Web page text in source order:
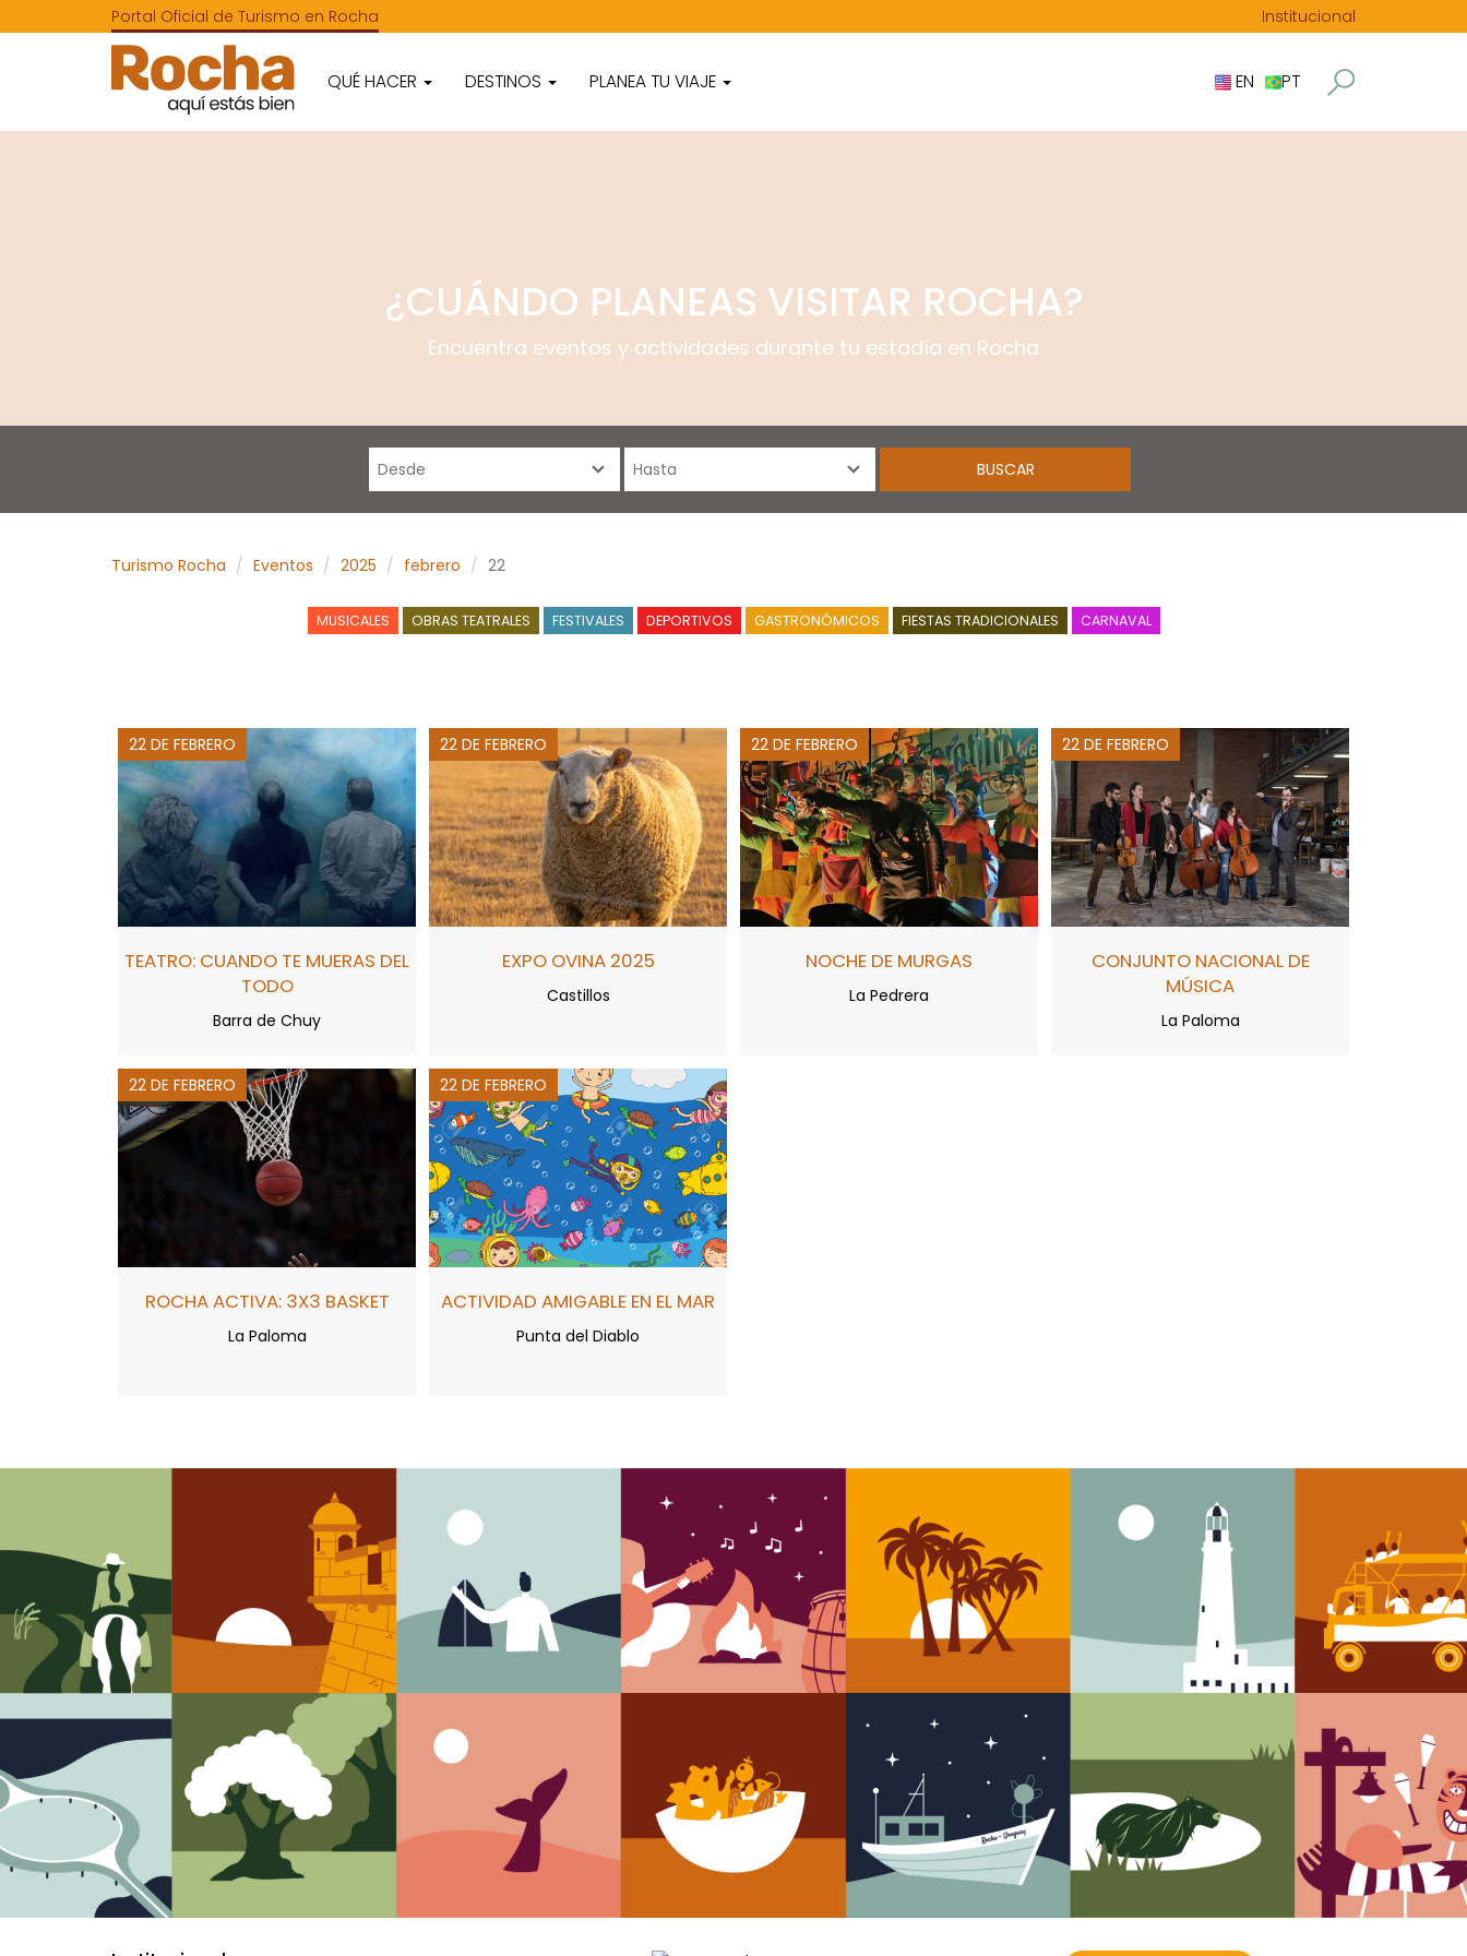
Portal Oficial de Turismo en Rocha Institucional
QUÉ HACER DESTINOS PLANEA TU VIAJE EN PT
¿CUÁNDO PLANEAS VISITAR ROCHA?
Encuentra eventos y actividades durante tu estadía en Rocha
Turismo Rocha Eventos 2025 febrero 22
MUSICALES OBRAS TEATRALES FESTIVALES DEPORTIVOS GASTRONÓMICOS FIESTAS TRADICIONALES CARNAVAL
22 DE FEBRERO
TEATRO: CUANDO TE MUERAS DEL
TODO
Barra de Chuy
22 DE FEBRERO
EXPO OVINA 2025
Castillos
22 DE FEBRERO
NOCHE DE MURGAS
La Pedrera
22 DE FEBRERO
CONJUNTO NACIONAL DE
MÚSICA
La Paloma
22 DE FEBRERO
ROCHA ACTIVA: 3X3 BASKET
La Paloma
22 DE FEBRERO
ACTIVIDAD AMIGABLE EN EL MAR
Punta del Diablo